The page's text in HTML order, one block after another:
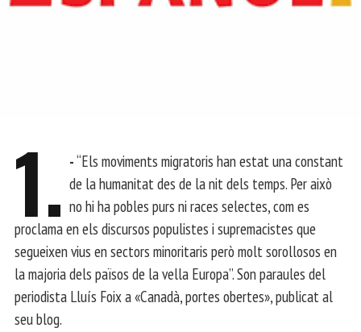
1. -“Els moviments migratoris han estat una constant
de la humanitat des de la nit dels temps. Per això
no hi ha pobles purs ni races selectes, com es
proclama en els discursos populistes i supremacistes que
segueixen vius en sectors minoritaris però molt sorollosos en
la majoria dels països de la vella Europa”. Son paraules del
periodista Lluís Foix a «Canadà, portes obertes», publicat al
seu blog.